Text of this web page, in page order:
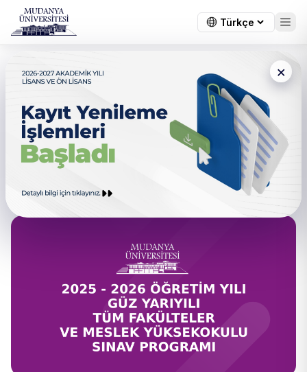
×
← Tüm duyurular
2025-2026 Öğretim Yılı Güz
Yarıyılı Tüm Fakülteler ve
Meslek Yüksekokulu Ara Sınav
Programı